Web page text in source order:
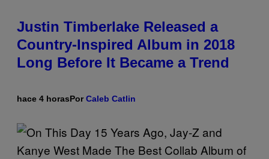
Justin Timberlake Released a
Country-Inspired Album in 2018
Long Before It Became a Trend
hace 4 horasPorCaleb Catlin